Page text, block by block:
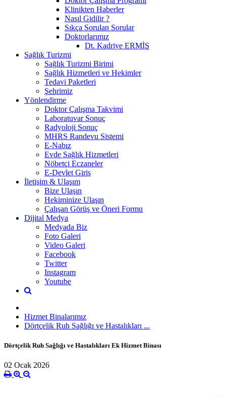
Klinikten Haberler
Nasıl Gidilir ?
Sıkça Sorulan Sorular
Doktorlarımız
Dt. Kadriye ERMİŞ
Sağlık Turizmi
Sağlık Turizmi Birimi
Sağlık Hizmetleri ve Hekimler
Tedavi Paketleri
Şehrimiz
Yönlendirme
Doktor Çalışma Takvimi
Laboratuvar Sonuç
Radyoloji Sonuç
MHRS Randevu Sistemi
E-Nabız
Evde Sağlık Hizmetleri
Nöbetçi Eczaneler
E-Devlet Giriş
İletişim & Ulaşım
Bize Ulaşın
Hekiminize Ulaşın
Çalışan Görüş ve Öneri Formu
Dijital Medya
Medyada Biz
Foto Galeri
Video Galeri
Facebook
Twitter
Instagram
Youtube
Hizmet Binalarımız
Dörtçelik Ruh Sağlığı ve Hastalıkları ...
Dörtçelik Ruh Sağlığı ve Hastalıkları Ek Hizmet Binası
02 Ocak 2026